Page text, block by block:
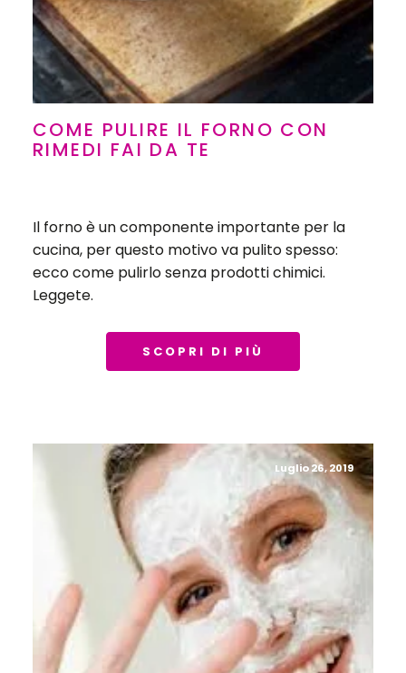
COME PULIRE IL FORNO CON
RIMEDI FAI DA TE
Il forno è un componente importante per la
cucina, per questo motivo va pulito spesso:
ecco come pulirlo senza prodotti chimici.
Leggete.
SCOPRI DI PIÙ
Luglio 26, 2019